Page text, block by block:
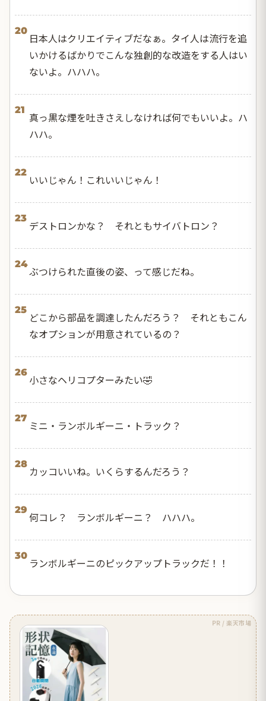
20
日本人はクリエイティブだなぁ。タイ人は流行を追
いかけるばかりでこんな独創的な改造をする人はい
ないよ。ハハハ。
21
真っ黒な煙を吐きさえしなければ何でもいいよ。ハ
ハハ。
22
いいじゃん！これいいじゃん！
23
デストロンかな？ それともサイバトロン？
24
ぶつけられた直後の姿、って感じだね。
25
どこから部品を調達したんだろう？ それともこん
なオプションが用意されているの？
26
小さなヘリコプターみたい🤣
27
ミニ・ランボルギーニ・トラック？
28
カッコいいね。いくらするんだろう？
29
何コレ？ ランボルギーニ？ ハハハ。
30
ランボルギーニのピックアップトラックだ！！
PR / 楽天市場